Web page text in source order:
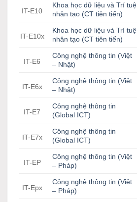
IT-E10
Khoa học dữ liệu và Trí tuệ
nhân tạo (CT tiên tiến)
IT-E10x
Khoa học dữ liệu và Trí tuệ
nhân tạo (CT tiên tiến)
IT-E6
Công nghệ thông tin (Việt
– Nhật)
IT-E6x
Công nghệ thông tin (Việt
– Nhật)
IT-E7
Công nghệ thông tin
(Global ICT)
IT-E7x
Công nghệ thông tin
(Global ICT)
IT-EP
Công nghệ thông tin (Việt
– Pháp)
IT-Epx
Công nghệ thông tin (Việt
– Pháp)